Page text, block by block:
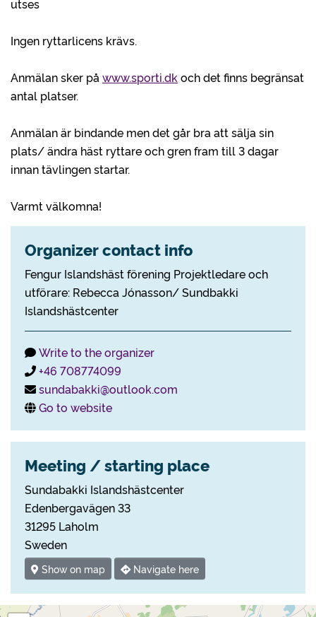
utses
Ingen ryttarlicens krävs.
Anmälan sker på www.sporti.dk och det finns begränsat
antal platser.
Anmälan är bindande men det går bra att sälja sin
plats/ ändra häst ryttare och gren fram till 3 dagar
innan tävlingen startar.
Varmt välkomna!
Organizer contact info
Fengur Islandshäst förening Projektledare och
utförare: Rebecca Jónasson/ Sundbakki
Islandshästcenter
Write to the organizer
+46 708774099
sundabakki@outlook.com
Go to website
Meeting / starting place
Sundabakki Islandshästcenter
Edenbergavägen 33
31295 Laholm
Sweden
Show on map Navigate here